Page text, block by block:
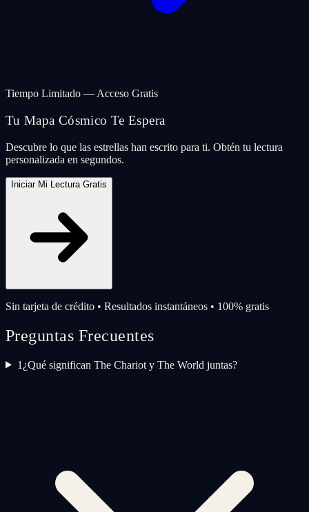
Tiempo Limitado — Acceso Gratis
Tu Mapa Cósmico Te Espera
Descubre lo que las estrellas han escrito para ti. Obtén tu lectura
personalizada en segundos.
Iniciar Mi Lectura Gratis
Sin tarjeta de crédito • Resultados instantáneos • 100% gratis
Preguntas Frecuentes
1 ¿Qué significan The Chariot y The World juntas?